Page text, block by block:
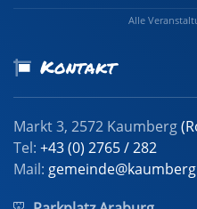
Alle
Kontakt
Markt 3, 2572 Kaumberg
Tel: +43 (0) 2765 / 282
Mail: